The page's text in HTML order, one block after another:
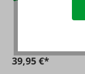
39,95 €*